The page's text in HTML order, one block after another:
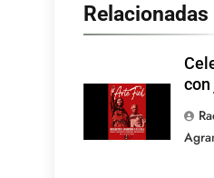
Relacionadas
con